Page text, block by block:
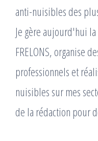
anti-nuisibles des
Je gère aujourd'hui
FRELONS, organise
professionnels et
nuisibles sur mes
de la rédaction pour